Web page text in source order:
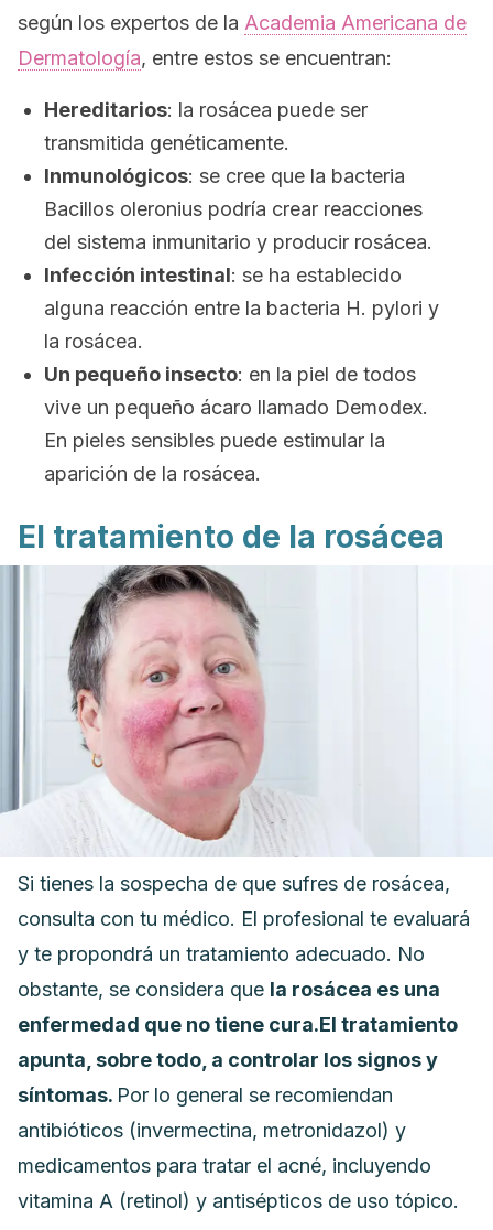
según los expertos de la Academia Americana de
Dermatología, entre estos se encuentran:
Hereditarios: la rosácea puede ser
transmitida genéticamente.
Inmunológicos: se cree que la bacteria
Bacillos oleronius podría crear reacciones
del sistema inmunitario y producir rosácea.
Infección intestinal: se ha establecido
alguna reacción entre la bacteria H. pylori y
la rosácea.
Un pequeño insecto: en la piel de todos
vive un pequeño ácaro llamado Demodex.
En pieles sensibles puede estimular la
aparición de la rosácea.
El tratamiento de la rosácea
Si tienes la sospecha de que sufres de rosácea,
consulta con tu médico. El profesional te evaluará
y te propondrá un tratamiento adecuado. No
obstante, se considera que la rosácea es una
enfermedad que no tiene cura.El tratamiento
apunta, sobre todo, a controlar los signos y
síntomas. Por lo general se recomiendan
antibióticos (invermectina, metronidazol) y
medicamentos para tratar el acné, incluyendo
vitamina A (retinol) y antisépticos de uso tópico.